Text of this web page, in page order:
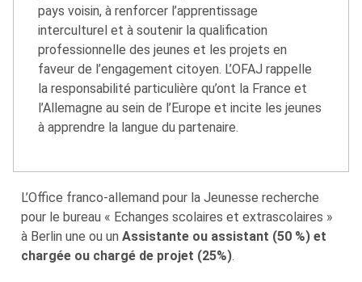
pays voisin, à renforcer l’apprentissage
interculturel et à soutenir la qualification
professionnelle des jeunes et les projets en
faveur de l’engagement citoyen. L’OFAJ rappelle
la responsabilité particulière qu’ont la France et
l’Allemagne au sein de l’Europe et incite les jeunes
à apprendre la langue du partenaire.
L’Office franco-allemand pour la Jeunesse recherche
pour le bureau « Echanges scolaires et extrascolaires »
à Berlin une ou un Assistante ou assistant (50 %) et
chargée ou chargé de projet (25%).